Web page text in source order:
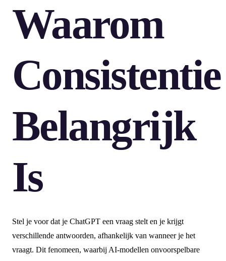
Waarom
Consistentie
Belangrijk
Is
Stel je voor dat je ChatGPT een vraag stelt en je krijgt
verschillende antwoorden, afhankelijk van wanneer je het
vraagt. Dit fenomeen, waarbij AI-modellen onvoorspelbare